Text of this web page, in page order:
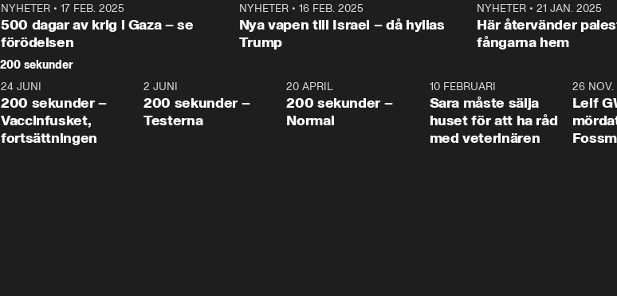
NYHETER • 17 FEB. 2025
500 dagar av krig i Gaza – se
förödelsen
NYHETER• 16 FEB. 2025
Nya vapen till Israel – då hyllas
Trump
NYHETER •21 JAN. 2025
Här återvänder
fångarna hem
200 sekunder
5:00
24 JUNI
200 sekunder –
Vaccinfusket,
fortsättningen
4:23
2 JUNI
200 sekunder –
Testerna
20 APRIL
200 sekunder –
Normal
10 FEBRUARI
Sara måste sälja
huset för att ha råd
med veterinären
26 NOV.
Leif